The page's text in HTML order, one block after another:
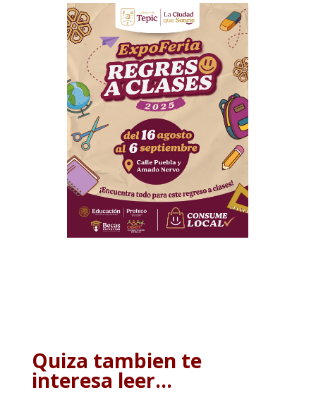
Quiza tambien te
interesa leer…